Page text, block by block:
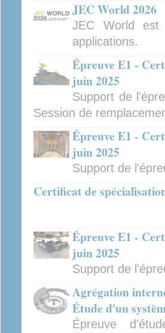
JEC World 2026
JEC World
applications.
Épreuve E1 -
juin 2025
Support de
Session de
Épreuve E1 -
juin 2025
Support de
Certificat de
Épreuve E1 -
juin 2025
Support de
Agrégation
Étude d'un
Épreuve